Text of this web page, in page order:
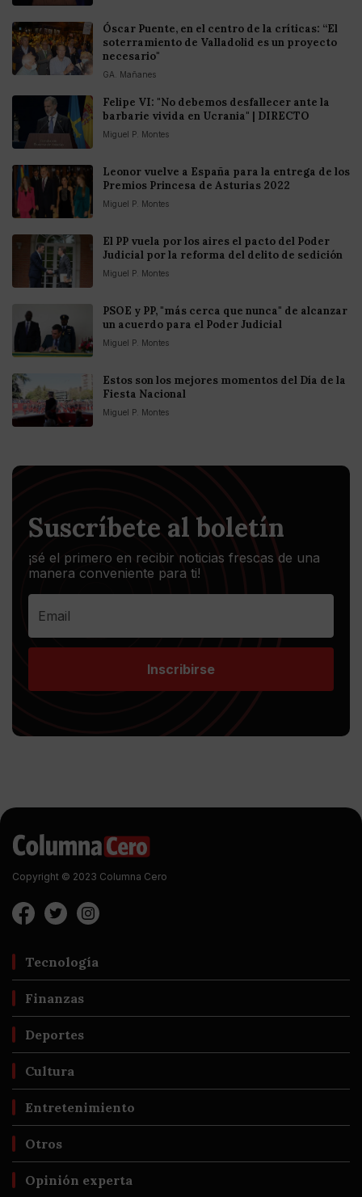
Óscar Puente, en el centro de la críticas: “El
soterramiento de Valladolid es un proyecto
necesario"
GA. Mañanes
Felipe VI: "No debemos desfallecer ante la
barbarie vivida en Ucrania" | DIRECTO
Miguel P. Montes
Leonor vuelve a España para la entrega de los
Premios Princesa de Asturias 2022
Miguel P. Montes
El PP vuela por los aires el pacto del Poder
Judicial por la reforma del delito de sedición
Miguel P. Montes
PSOE y PP, "más cerca que nunca" de alcanzar
un acuerdo para el Poder Judicial
Miguel P. Montes
Estos son los mejores momentos del Día de la
Fiesta Nacional
Miguel P. Montes
Suscríbete al boletín
¡sé el primero en recibir noticias frescas de una
manera conveniente para ti!
Inscribirse
Copyright © 2023 Columna Cero
Tecnología
Finanzas
Deportes
Cultura
Entretenimiento
Otros
Opinión experta